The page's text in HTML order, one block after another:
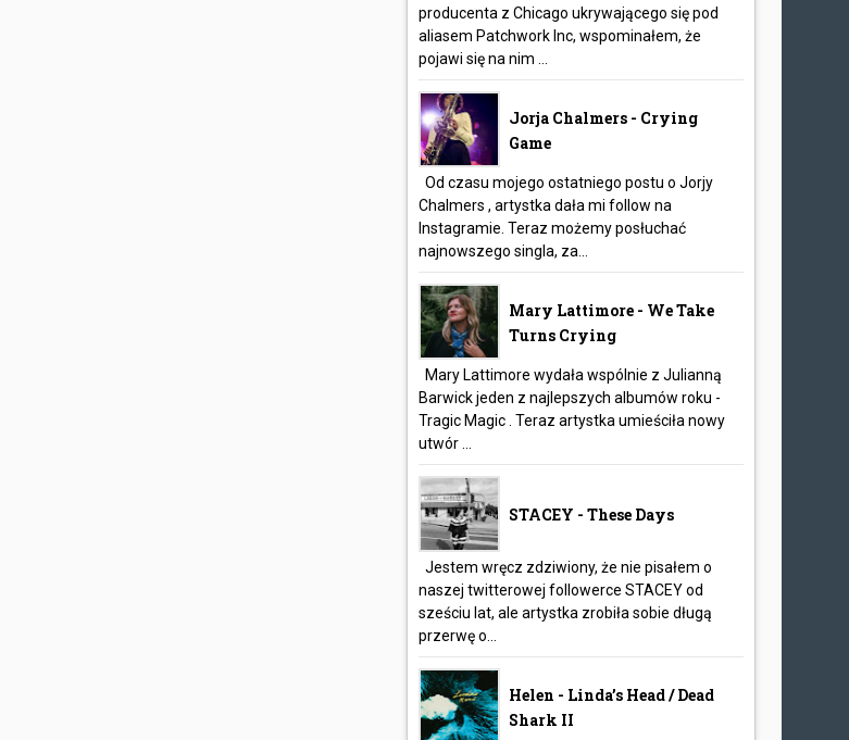
producenta z Chicago ukrywającego się pod
aliasem Patchwork Inc, wspominałem, że
pojawi się na nim ...
Jorja Chalmers - Crying
Game
Od czasu mojego ostatniego postu o Jorjy
Chalmers , artystka dała mi follow na
Instagramie. Teraz możemy posłuchać
najnowszego singla, za...
Mary Lattimore - We Take
Turns Crying
Mary Lattimore wydała wspólnie z Julianną
Barwick jeden z najlepszych albumów roku -
Tragic Magic . Teraz artystka umieściła nowy
utwór ...
STACEY - These Days
Jestem wręcz zdziwiony, że nie pisałem o
naszej twitterowej followerce STACEY od
sześciu lat, ale artystka zrobiła sobie długą
przerwę o...
Helen - Linda’s Head / Dead
Shark II